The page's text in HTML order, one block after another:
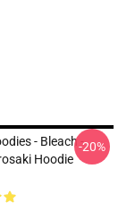
- Bleach -
Hoodie
-20%